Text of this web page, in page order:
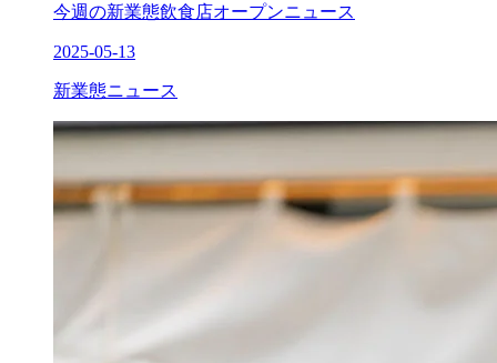
今週の新業態飲食店オープンニュース
2025-05-13
新業態ニュース